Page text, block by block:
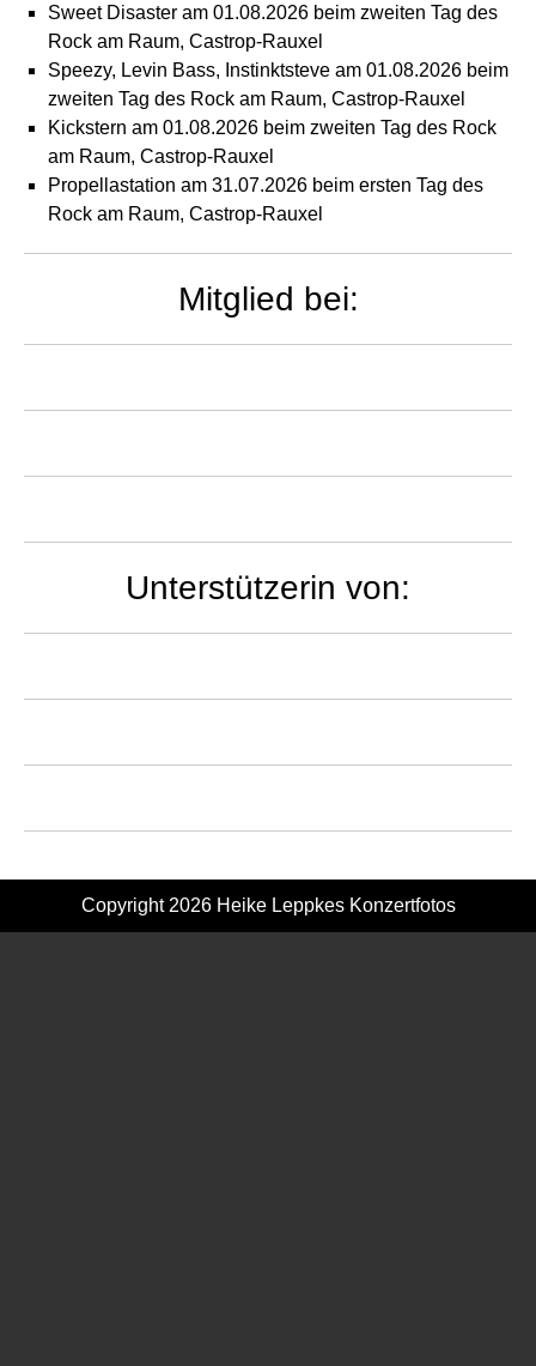
Sweet Disaster am 01.08.2026 beim zweiten Tag des
Rock am Raum, Castrop-Rauxel
Speezy, Levin Bass, Instinktsteve am 01.08.2026 beim
zweiten Tag des Rock am Raum, Castrop-Rauxel
Kickstern am 01.08.2026 beim zweiten Tag des Rock
am Raum, Castrop-Rauxel
Propellastation am 31.07.2026 beim ersten Tag des
Rock am Raum, Castrop-Rauxel
Mitglied bei:
Unterstützerin von:
Copyright 2026 Heike Leppkes Konzertfotos